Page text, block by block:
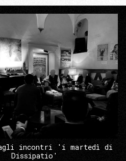
agli incontri 'i martedì di
Dissipatio'